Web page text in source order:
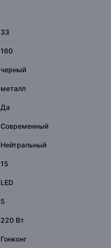
33
160
черный
металл
Да
Современный
Нейтральный
15
LED
5
220 Вт
Гонконг